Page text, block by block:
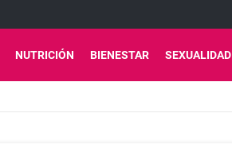
NUTRICIÓN BIENESTAR SEXUALIDAD